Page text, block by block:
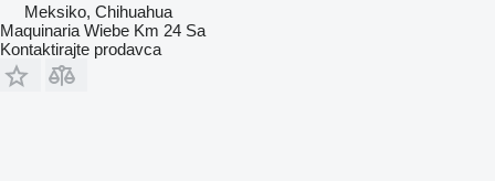
Meksiko, Chihuahua
Maquinaria Wiebe Km 24 Sa
Kontaktirajte prodavca